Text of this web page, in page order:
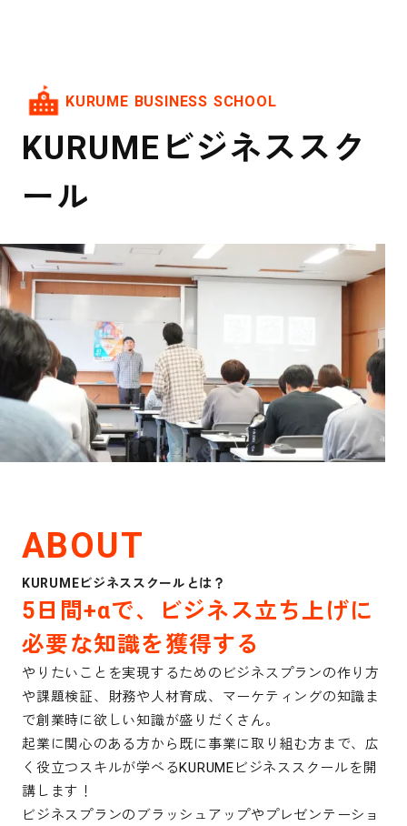
KURUME BUSINESS SCHOOL
KURUMEビジネススク
ール
KURUMEビジネススクールとは？
ABOUT
5日間+αで、ビジネス立ち上げに
必要な知識を獲得する
やりたいことを実現するためのビジネスプランの作り方
や課題検証、財務や人材育成、マーケティングの知識ま
で創業時に欲しい知識が盛りだくさん。
起業に関心のある方から既に事業に取り組む方まで、広
く役立つスキルが学べるKURUMEビジネススクールを開
講します！
ビジネスプランのブラッシュアップやプレゼンテーショ